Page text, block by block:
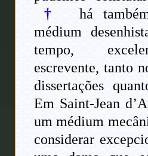
†
há
médium
tempo,
escrevente, tanto
dissertações
Em Saint-Jean
um médium
considerar